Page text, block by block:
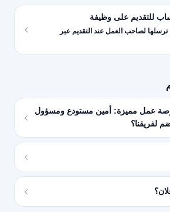
للتقديم على وظيفة
لصاحب العمل عند التقديم عبر
عمل مميزة: أمين مستودع ومسؤول
لفريقنا؟